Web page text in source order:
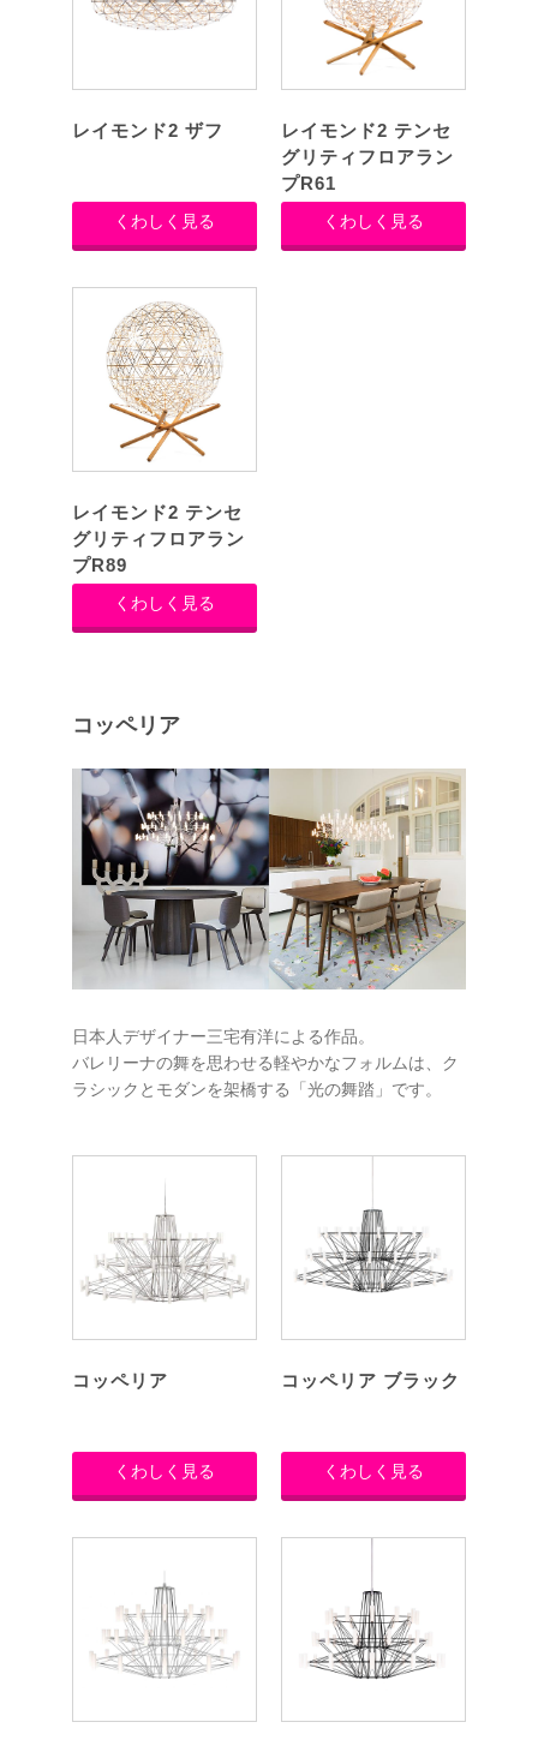
レイモンド2 ザフ
くわしく見る
レイモンド2 テンセ
グリティフロアラン
プR61
くわしく見る
レイモンド2 テンセ
グリティフロアラン
プR89
くわしく見る
コッペリア
日本人デザイナー三宅有洋による作品。
バレリーナの舞を思わせる軽やかなフォルムは、ク
ラシックとモダンを架橋する「光の舞踏」です。
コッペリア
くわしく見る
コッペリア ブラック
くわしく見る